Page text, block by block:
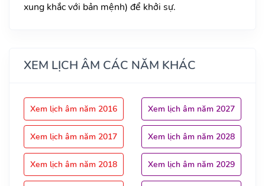
xung khắc với bản mệnh) để khởi sự.
XEM LỊCH ÂM CÁC NĂM KHÁC
Xem lịch âm năm 2016
Xem lịch âm năm 2017
Xem lịch âm năm 2018
Xem lịch âm năm 2027
Xem lịch âm năm 2028
Xem lịch âm năm 2029